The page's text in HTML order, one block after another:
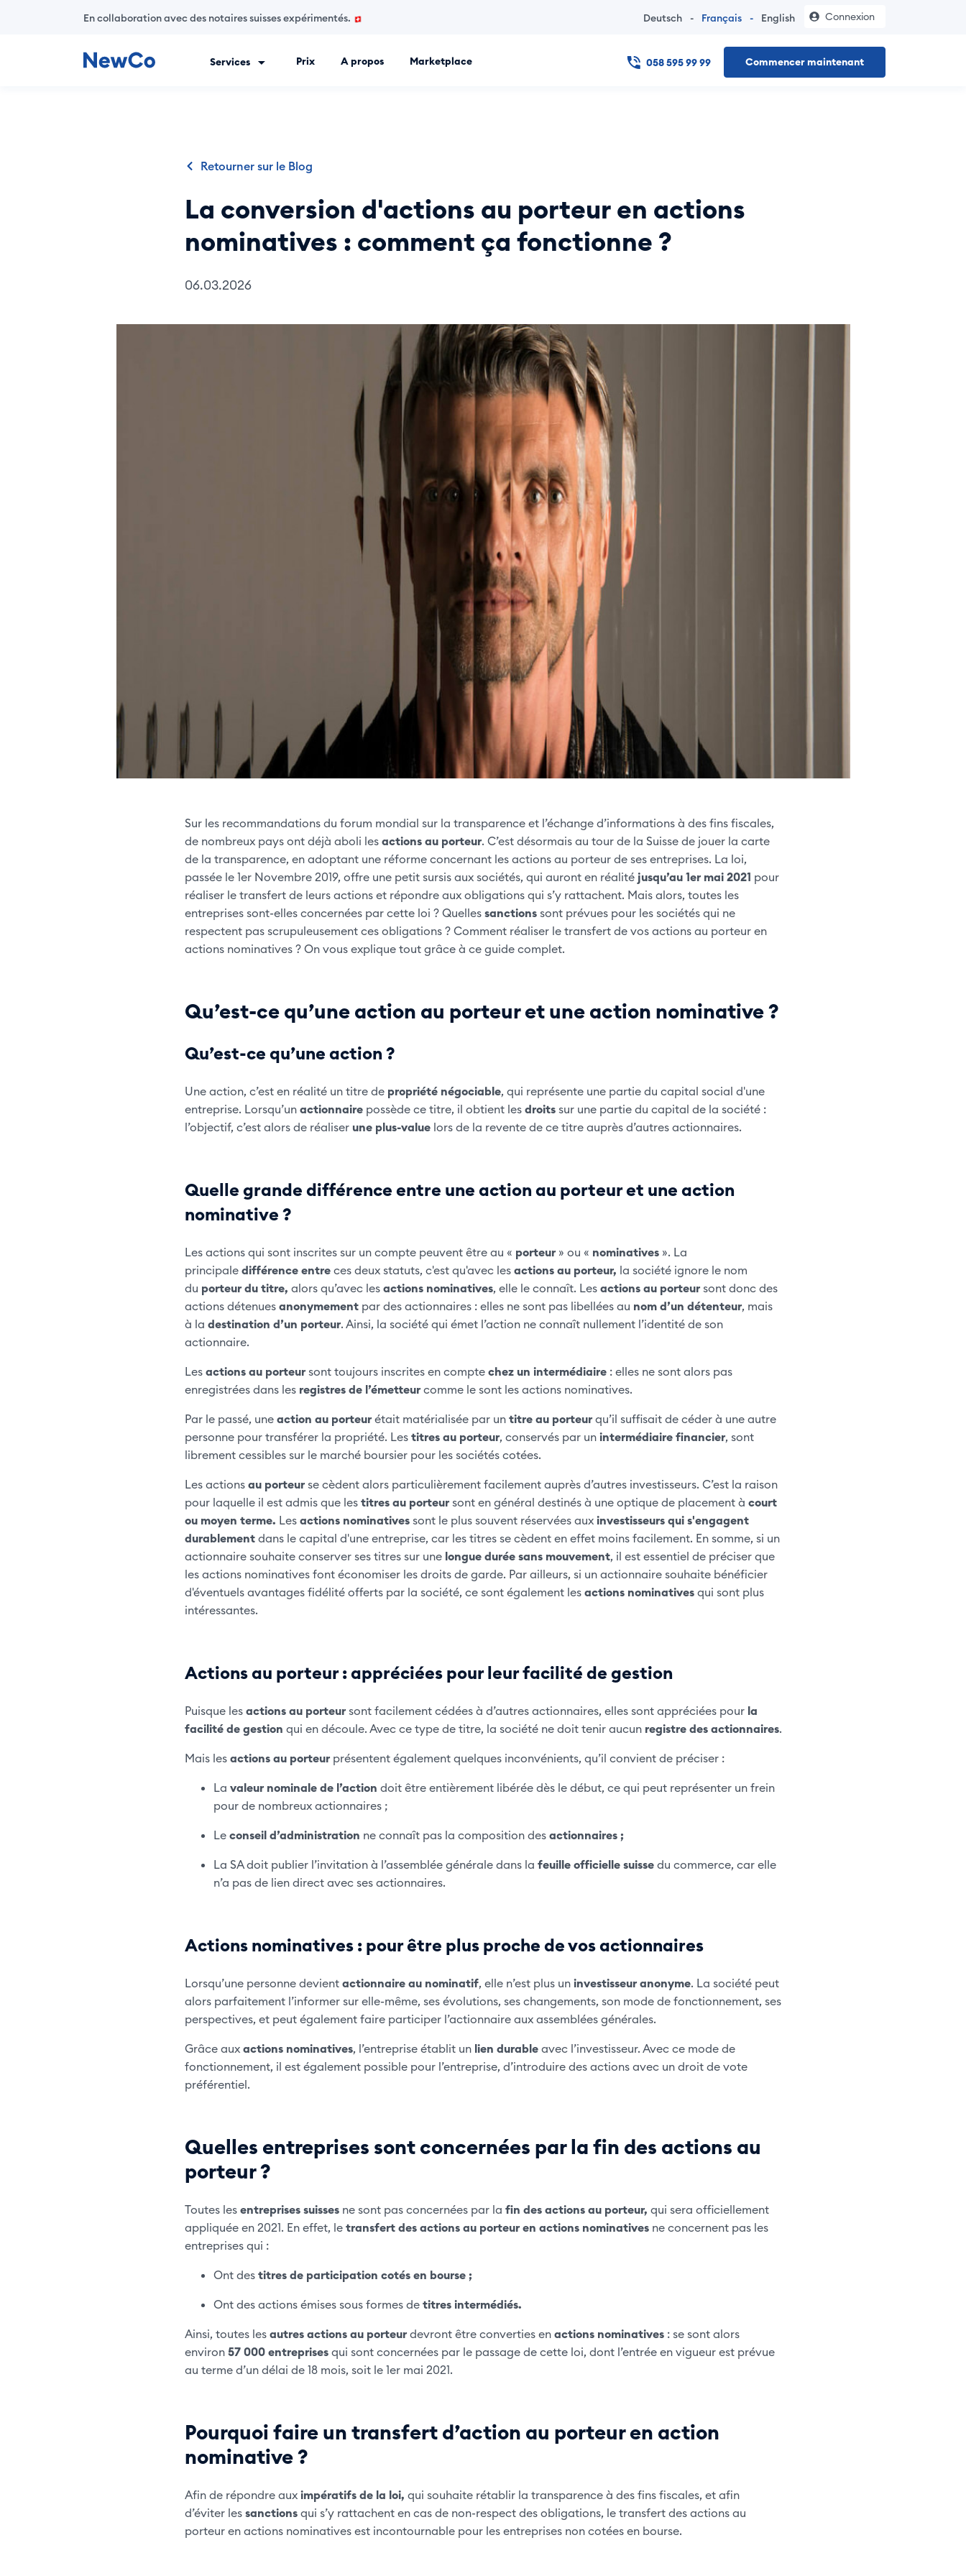
En collaboration avec des notaires suisses expérimentés. Deutsch - Français - English Connexion
Services Prix A propos Marketplace 058 595 99 99 Commencer maintenant
Retourner sur le Blog
La conversion d'actions au porteur en actions
nominatives : comment ça fonctionne ?
06.03.2026
Sur les recommandations du forum mondial sur la transparence et l’échange d’informations à des fins fiscales,
de nombreux pays ont déjà aboli les actions au porteur. C’est désormais au tour de la Suisse de jouer la carte
de la transparence, en adoptant une réforme concernant les actions au porteur de ses entreprises. La loi,
passée le 1er Novembre 2019, offre une petit sursis aux sociétés, qui auront en réalité jusqu’au 1er mai 2021 pour
réaliser le transfert de leurs actions et répondre aux obligations qui s’y rattachent. Mais alors, toutes les
entreprises sont-elles concernées par cette loi ? Quelles sanctionssont prévues pour les sociétés qui ne
respectent pas scrupuleusement ces obligations ? Comment réaliser le transfert de vos actions au porteur en
actions nominatives ? On vous explique tout grâce à ce guide complet.
Qu’est-ce qu’une action au porteur et une action nominative ?
Qu’est-ce qu’une action ?
Une action, c’est en réalité un titre de propriété négociable, qui représente une partie du capital social d'une
entreprise. Lorsqu’un actionnairepossède ce titre, il obtient les droitssur une partie du capital de la société :
l’objectif, c’est alors de réaliser une plus-valuelors de la revente de ce titre auprès d’autres actionnaires.
Quelle grande différence entre une action au porteur et une action
nominative ?
Les actions qui sont inscrites sur un compte peuvent être au « porteur» ou « nominatives». La
principale différence entreces deux statuts, c'est qu'avec les actions au porteur, la société ignore le nom
du porteur du titre, alors qu’avec les actions nominatives, elle le connaît. Les actions au porteursont donc des
actions détenues anonymementpar des actionnaires : elles ne sont pas libellées au nom d’un détenteur, mais
à la destination d’un porteur. Ainsi, la société qui émet l’action ne connaît nullement l’identité de son
actionnaire.
Les actions au porteursont toujours inscrites en compte chez un intermédiaire: elles ne sont alors pas
enregistrées dans les registres de l’émetteurcomme le sont les actions nominatives.
Par le passé, une action au porteurétait matérialisée par un titre au porteurqu’il suffisait de céder à une autre
personne pour transférer la propriété. Les titres au porteur, conservés par un intermédiaire financier, sont
librement cessibles sur le marché boursier pour les sociétés cotées.
Les actionsau porteurse cèdent alors particulièrement facilement auprès d’autres investisseurs. C’est la raison
pour laquelle il est admis que les titres au porteursont en général destinés à une optique de placement à court
ou moyen terme. Les actions nominativessont le plus souvent réservées aux investisseurs qui s'engagent
durablementdans le capital d'une entreprise, car les titres se cèdent en effet moins facilement. En somme, si un
actionnaire souhaite conserver ses titres sur une longue durée sans mouvement, il est essentiel de préciser que
les actions nominatives font économiser les droits de garde. Par ailleurs, si un actionnaire souhaite bénéficier
d'éventuels avantages fidélité offerts par la société, ce sont également les actions nominativesqui sont plus
intéressantes.
Actions au porteur : appréciées pour leur facilité de gestion
Puisque les actions au porteursont facilement cédées à d’autres actionnaires, elles sont appréciées pour la
facilité de gestion qui en découle. Avec ce type de titre, la société ne doit tenir aucun registre des actionnaires.
Mais les actions au porteurprésentent également quelques inconvénients, qu’il convient de préciser :
La valeur nominale de l’action doit être entièrement libérée dès le début, ce qui peut représenter un frein
pour de nombreux actionnaires ;
Le conseil d’administration ne connaît pas la composition des actionnaires ;
La SA doit publier l’invitation à l’assemblée générale dans la feuille officielle suissedu commerce, car elle
n’a pas de lien direct avec ses actionnaires.
Actions nominatives : pour être plus proche de vos actionnaires
Lorsqu’une personne devient actionnaire au nominatif, elle n’est plus un investisseur anonyme. La société peut
alors parfaitement l’informer sur elle-même, ses évolutions, ses changements, son mode de fonctionnement, ses
perspectives, et peut également faire participer l’actionnaire aux assemblées générales.
Grâce aux actions nominatives, l’entreprise établit un lien durableavec l’investisseur. Avec ce mode de
fonctionnement, il est également possible pour l’entreprise, d’introduire des actions avec un droit de vote
préférentiel.
Quelles entreprises sont concernées par la fin des actions au
porteur ?
Toutes les entreprises suissesne sont pas concernées par la fin des actions au porteur, qui sera officiellement
appliquée en 2021. En effet, le transfert des actions au porteur en actions nominativesne concernent pas les
entreprises qui :
Ont des titres de participation cotés en bourse ;
Ont des actions émises sous formes de titres intermédiés.
Ainsi, toutes les autres actions au porteurdevront être converties en actions nominatives: se sont alors
environ 57 000 entreprisesqui sont concernées par le passage de cette loi, dont l’entrée en vigueur est prévue
au terme d’un délai de 18 mois, soit le 1er mai 2021.
Pourquoi faire un transfert d’action au porteur en action
nominative ?
Afin de répondre aux impératifs de la loi, qui souhaite rétablir la transparence à des fins fiscales, et afin
d’éviter les sanctionsqui s’y rattachent en cas de non-respect des obligations, le transfert des actions au
porteur en actions nominatives est incontournable pour les entreprises non cotées en bourse.